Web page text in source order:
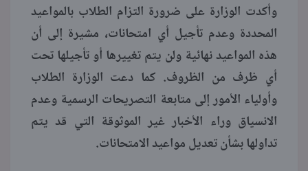
وأكدت الوزارة على ضرورة التزام الطلاب بالمواعيد
المحددة وعدم تأجيل أي امتحانات، مشيرة إلى أن
هذه المواعيد نهائية ولن يتم تغييرها أو تأجيلها تحت
أي ظرف من الظروف. كما دعت الوزارة الطلاب
وأولياء الأمور إلى متابعة التصريحات الرسمية وعدم
الانسياق وراء الأخبار غير الموثوقة التي قد يتم
تداولها بشأن تعديل مواعيد الامتحانات.